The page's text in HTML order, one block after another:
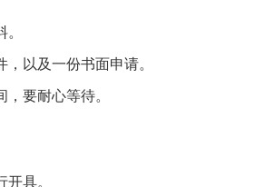
以及一份书面申请。
要耐心等待。
具。